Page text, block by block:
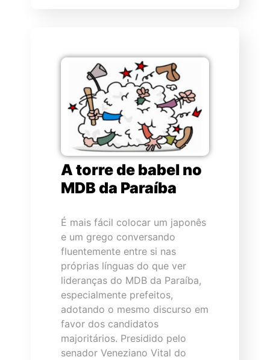
A torre de babel no
MDB da Paraíba
É mais fácil colocar um japonês
e um grego conversando
fluentemente entre si nas
próprias línguas do que ver
lideranças do MDB da Paraíba,
especialmente prefeitos,
adotando o mesmo discurso em
favor dos candidatos
majoritários. Presidido pelo
senador Veneziano Vital do